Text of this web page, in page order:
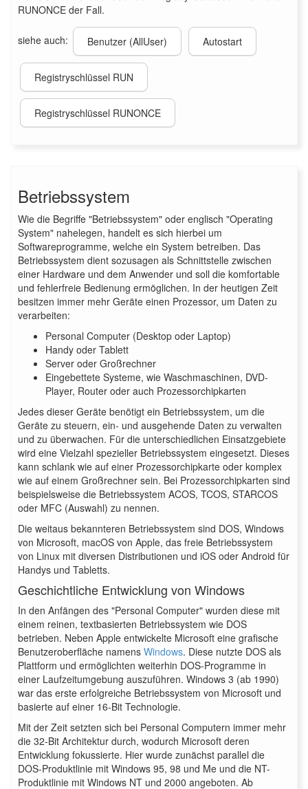
RUNONCE der Fall.
siehe auch: Benutzer (AllUser) Autostart
Registryschlüssel RUN
Registryschlüssel RUNONCE
Betriebssystem
Wie die Begriffe "Betriebssystem" oder englisch "Operating
System" nahelegen, handelt es sich hierbei um
Softwareprogramme, welche ein System betreiben. Das
Betriebssystem dient sozusagen als Schnittstelle zwischen
einer Hardware und dem Anwender und soll die komfortable
und fehlerfreie Bedienung ermöglichen. In der heutigen Zeit
besitzen immer mehr Geräte einen Prozessor, um Daten zu
verarbeiten:
Personal Computer (Desktop oder Laptop)
Handy oder Tablett
Server oder Großrechner
Eingebettete Systeme, wie Waschmaschinen, DVD-
Player, Router oder auch Prozessorchipkarten
Jedes dieser Geräte benötigt ein Betriebssystem, um die
Geräte zu steuern, ein- und ausgehende Daten zu verwalten
und zu überwachen. Für die unterschiedlichen Einsatzgebiete
wird eine Vielzahl spezieller Betriebssystem eingesetzt. Dieses
kann schlank wie auf einer Prozessorchipkarte oder komplex
wie auf einem Großrechner sein. Bei Prozessorchipkarten sind
beispielsweise die Betriebssystem ACOS, TCOS, STARCOS
oder MFC (Auswahl) zu nennen.
Die weitaus bekannteren Betriebssystem sind DOS, Windows
von Microsoft, macOS von Apple, das freie Betriebssystem
von Linux mit diversen Distributionen und iOS oder Android für
Handys und Tabletts.
Geschichtliche Entwicklung von Windows
In den Anfängen des "Personal Computer" wurden diese mit
einem reinen, textbasierten Betriebssystem wie DOS
betrieben. Neben Apple entwickelte Microsoft eine grafische
Benutzeroberfläche namens Windows. Diese nutzte DOS als
Plattform und ermöglichten weiterhin DOS-Programme in
einer Laufzeitumgebung auszuführen. Windows 3 (ab 1990)
war das erste erfolgreiche Betriebssystem von Microsoft und
basierte auf einer 16-Bit Technologie.
Mit der Zeit setzten sich bei Personal Computern immer mehr
die 32-Bit Architektur durch, wodurch Microsoft deren
Entwicklung fokussierte. Hier wurde zunächst parallel die
DOS-Produktlinie mit Windows 95, 98 und Me und die NT-
Produktlinie mit Windows NT und 2000 angeboten. Ab